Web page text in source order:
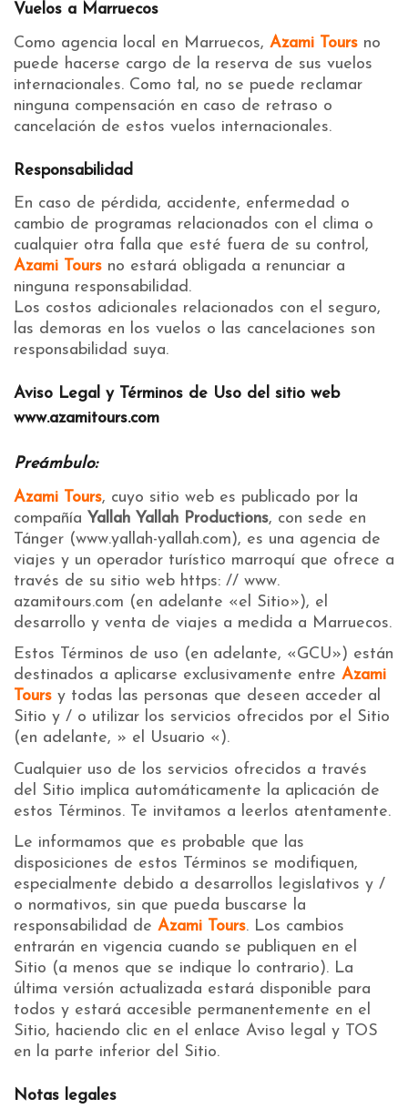
Vuelos a Marruecos
Como agencia local en Marruecos, Azami Tours no
puede hacerse cargo de la reserva de sus vuelos
internacionales. Como tal, no se puede reclamar
ninguna compensación en caso de retraso o
cancelación de estos vuelos internacionales.
Responsabilidad
En caso de pérdida, accidente, enfermedad o
cambio de programas relacionados con el clima o
cualquier otra falla que esté fuera de su control,
Azami Tours no estará obligada a renunciar a
ninguna responsabilidad.
Los costos adicionales relacionados con el seguro,
las demoras en los vuelos o las cancelaciones son
responsabilidad suya.
Aviso Legal y Términos de Uso del sitio web
www.azamitours.com
Preámbulo:
Azami Tours, cuyo sitio web es publicado por la
compañía Yallah Yallah Productions, con sede en
Tánger (www.yallah-yallah.com), es una agencia de
viajes y un operador turístico marroquí que ofrece a
través de su sitio web https: // www.
azamitours.com (en adelante «el Sitio»), el
desarrollo y venta de viajes a medida a Marruecos.
Estos Términos de uso (en adelante, «GCU») están
destinados a aplicarse exclusivamente entre Azami
Tours y todas las personas que deseen acceder al
Sitio y / o utilizar los servicios ofrecidos por el Sitio
(en adelante, » el Usuario «).
Cualquier uso de los servicios ofrecidos a través
del Sitio implica automáticamente la aplicación de
estos Términos. Te invitamos a leerlos atentamente.
Le informamos que es probable que las
disposiciones de estos Términos se modifiquen,
especialmente debido a desarrollos legislativos y /
o normativos, sin que pueda buscarse la
responsabilidad de Azami Tours. Los cambios
entrarán en vigencia cuando se publiquen en el
Sitio (a menos que se indique lo contrario). La
última versión actualizada estará disponible para
todos y estará accesible permanentemente en el
Sitio, haciendo clic en el enlace Aviso legal y TOS
en la parte inferior del Sitio.
Notas legales